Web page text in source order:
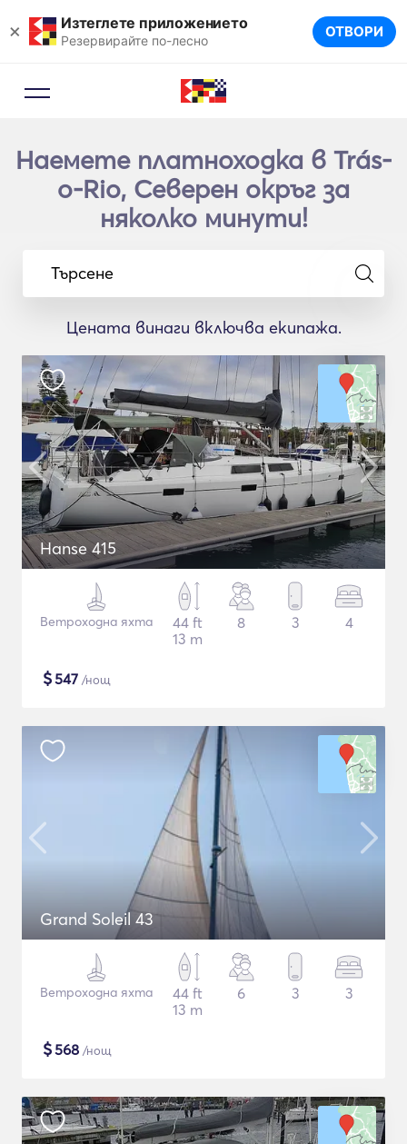
× Изтеглете приложението
Резервирайте по-лесно ОТВОРИ
Наемете платноходка в Trás-
o-Rio, Северен окръг за
няколко минути!
Търсене
Цената винаги включва екипажа.
Hanse 415
Ветроходна яхта
44 ft
13 m
8 3 4
$547 /нощ
Grand Soleil 43
Ветроходна яхта
44 ft
13 m
6 3 3
$568 /нощ